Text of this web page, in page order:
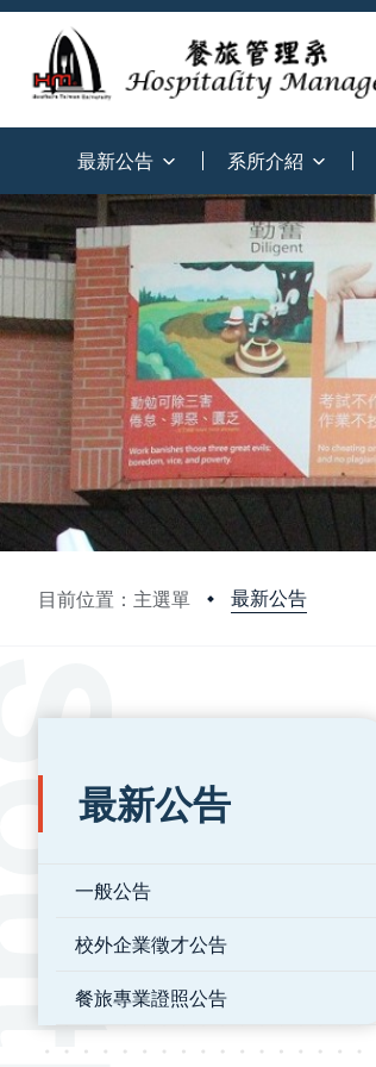
最新公告 系所介紹
目前位置：主選單 最新公告
:::
最新公告
一般公告
校外企業徵才公告
餐旅專業證照公告